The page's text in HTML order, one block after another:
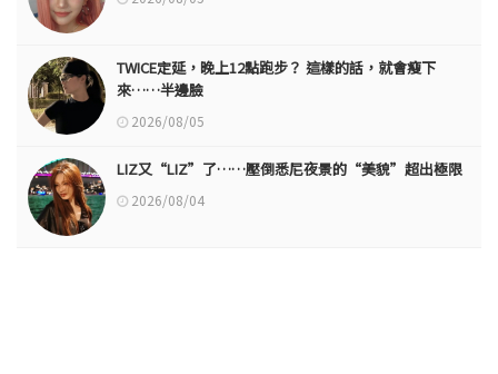
TWICE定延，晚上12點跑步？ 這樣的話，就會瘦下
來……半邊臉
2026/08/05
LIZ又“LIZ”了……壓倒悉尼夜景的“美貌”超出極限
2026/08/04